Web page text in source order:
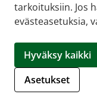
tarkoituksiin. Jos
evästeasetuksia,
Hyväksy kaikki
Asetukset
Hallitse evästeitä